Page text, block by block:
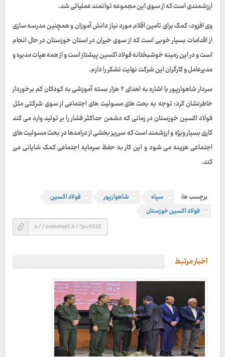
ارزشمندی است که از سوی این مجموعه توانمند عملیاتی شد.
وی افزود: کمک برای تامین اقلام مورد نیاز دانش آموزان و همچنین مدرسه سازی
از اقدامات بسیار خوبی است که از سوی خیران در استان خوزستان در حال انجام
است و در این زمینه خوشبختانه فولاد اکسین پیشتاز است و از همه هیات مدیره و
مدیرعامل و کارگران این شرکت نهایت تشکر را دارم.
سردار شاهوارپور با اشاره به اهدای ۲ هزار بسته آموزشی به کودکان کم برخوردار
خاطرنشان کرد: توجه به بحث های مسولیت های اجتماعی از سوی شرکتی مثل
فولاد اکسین خوزستان در زمانی که دشمن حداکثر فشار را بر تولید وارد می کند
کاری بسیار ویژه و ارزشمند است که سرریز بخشی از درامدها در بحث مسولیت های
اجتماعی هزینه می شود و این کار به حفظ سرمایه اجتماعی کمک شایانی می
کند.
برچسب ها: سپاه شاهوارپور
فولاد اکسین
فولاد اکسین خوزستان
اخبار مرتبط